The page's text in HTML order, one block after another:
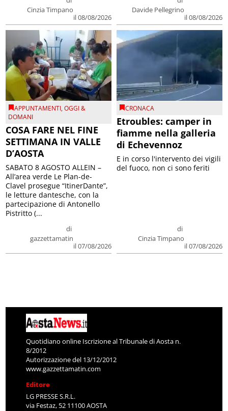
Cinzia Timpano
il 08/08/2026
Davide Pellegrino
il 08/08/2026
APPUNTAMENTI,OGGI &
DOMANI
COSA FARE NEL FINE
SETTIMANA IN VALLE
D’AOSTA
di
gazzettamatin
il 07/08/2026
SABATO 8 AGOSTO ALLEIN –
All’area verde Le Plan-de-
Clavel prosegue “ItinerDante”,
le letture dantesche, con la
partecipazione di Antonello
Pistritto (...
CRONACA
Etroubles: camper in
fiamme nella galleria
di Echevennoz
di
Cinzia Timpano
il 07/08/2026
E in corso l'intervento dei vigili
del fuoco, non ci sono feriti
Quotidiano online Iscrizione al Tribunale di Aosta n.
8/2012
Autorizzazione del 13/12/2012
www.gazzettamatin.com
Editore
LG PRESSE S.R.L.
via Festaz, 52 11100 AOSTA